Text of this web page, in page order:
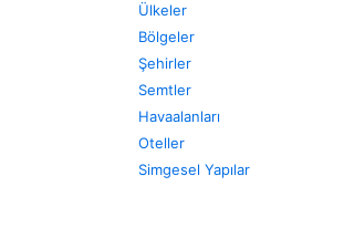
Ülkeler
Bölgeler
Şehirler
Semtler
Havaalanları
Oteller
Simgesel Yapılar